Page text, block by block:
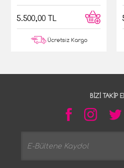
5.500,00 TL
Ücretsiz Kargo
BIZI TAKIP